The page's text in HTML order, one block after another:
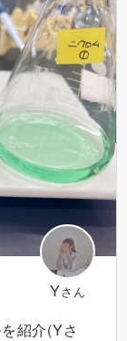
Yさん
紹介(Yさ